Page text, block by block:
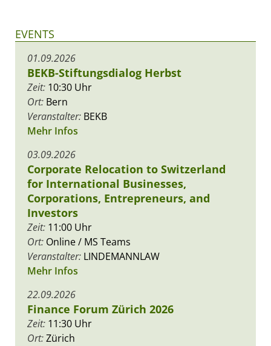
EVENTS
01.09.2026
BEKB-Stiftungsdialog Herbst
Zeit: 10:30 Uhr
Ort: Bern
Veranstalter: BEKB
Mehr Infos
03.09.2026
Corporate Relocation to Switzerland
for International Businesses,
Corporations, Entrepreneurs, and
Investors
Zeit: 11:00 Uhr
Ort: Online / MS Teams
Veranstalter: LINDEMANNLAW
Mehr Infos
22.09.2026
Finance Forum Zürich 2026
Zeit: 11:30 Uhr
Ort:Zürich